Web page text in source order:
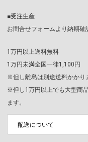
■受注生産
お問合せフォームより納期確
1万円以上送料無料
1万円未満全国一律1,100円
※但し離島は別途送料かかり
※但し1万円以上でも大型商
ます。
配送について